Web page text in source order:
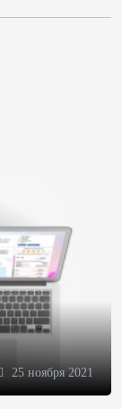
25 ноября 2021